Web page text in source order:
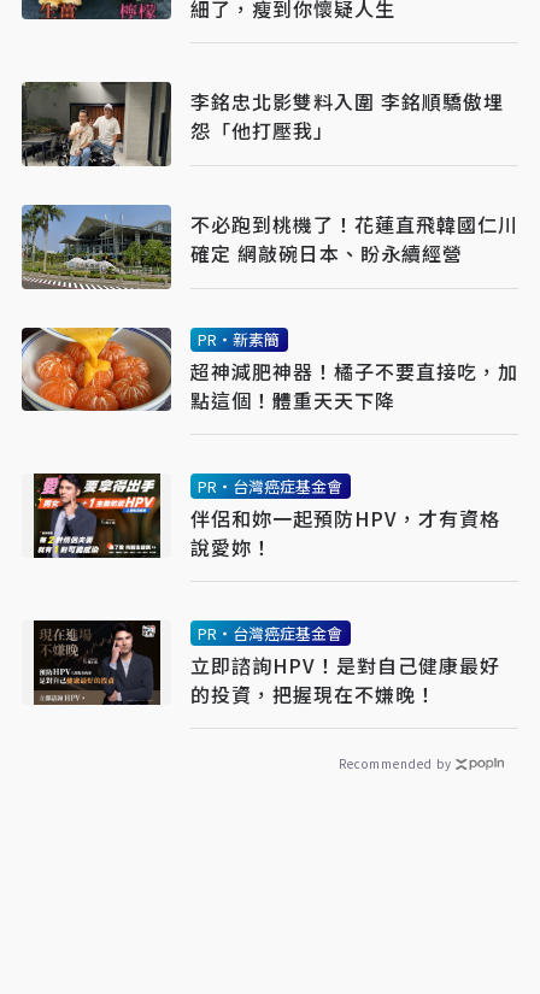
細了，瘦到你懷疑人生
李銘忠北影雙料入圍 李銘順驕傲埋
怨「他打壓我」
不必跑到桃機了！花蓮直飛韓國仁川
確定 網敲碗日本、盼永續經營
PR・新素簡
超神減肥神器！橘子不要直接吃，加
點這個！體重天天下降
PR・台灣癌症基金會
伴侶和妳一起預防HPV，才有資格
說愛妳！
PR・台灣癌症基金會
立即諮詢HPV！是對自己健康最好
的投資，把握現在不嫌晚！
Recommended by